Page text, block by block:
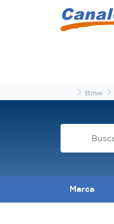
InicioBmw
Marca